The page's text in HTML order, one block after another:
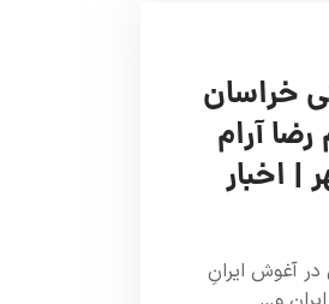
خراسان
آرام
مهر | اخبار
آغوش ایرانِ